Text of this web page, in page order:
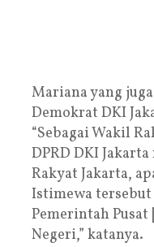
Mariana yang
Demokrat DKI
“Sebagai Wakil
DPRD DKI
Rakyat Jakarta,
Istimewa
Pemerintah
Negeri,” katanya.